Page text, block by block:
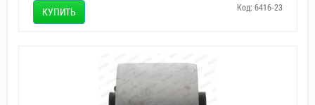
КУПИТЬ Код: 6416-23